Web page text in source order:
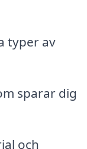
typer av
sparar dig
och